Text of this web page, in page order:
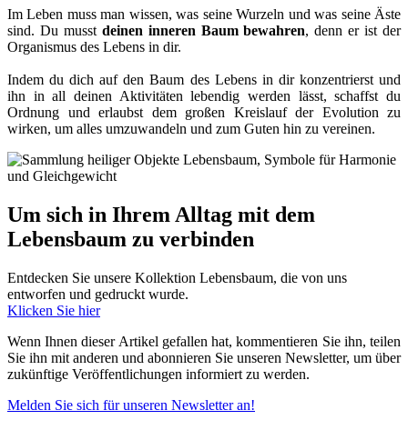
Im Leben muss man wissen, was seine Wurzeln und was seine Äste
sind. Du musstdeinen inneren Baum bewahren, denn er ist der
Organismus des Lebens in dir.
Indem du dich auf den Baum des Lebens in dir konzentrierst und
ihn in all deinen Aktivitäten lebendig werden lässt, schaffst du
Ordnung und erlaubst dem großen Kreislauf der Evolution zu
wirken, um alles umzuwandeln und zum Guten hin zu vereinen.
Um sich in Ihrem Alltag mit dem
Lebensbaum zu verbinden
Entdecken Sie unsere Kollektion Lebensbaum, die von uns
entworfen und gedruckt wurde.
Klicken Sie hier
Wenn Ihnen dieser Artikel gefallen hat, kommentieren Sie ihn, teilen
Sie ihn mit anderen und abonnieren Sie unseren Newsletter, um über
zukünftige Veröffentlichungen informiert zu werden.
Melden Sie sich für unseren Newsletter an!